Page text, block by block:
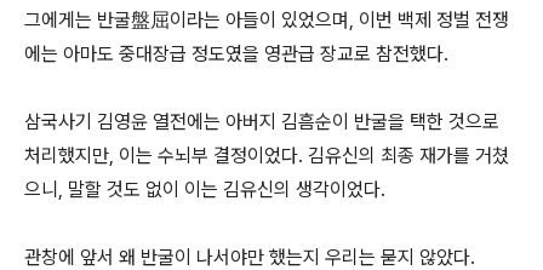
그에게는 반굴盤屈이라는 아들이 있었으며, 이번 백제 정벌 전쟁
에는 아마도 중대장급 정도였을 영관급 장교로 참전했다.
삼국사기 김영윤 열전에는 아버지 김흠순이 반굴을 택한 것으로
처리했지만, 이는 수뇌부 결정이었다. 김유신의 최종 재가를 거쳤
으니, 말할 것도 없이 이는 김유신의 생각이었다.
관창에 앞서 왜 반굴이 나서야만 했는지 우리는 묻지 않았다.